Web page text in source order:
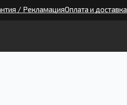
/ РекламацияОплата и доставка